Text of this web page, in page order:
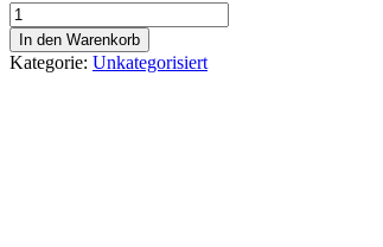
Vorbereitungskurs
1
für
die
In den Warenkorb
Kategorie: Unkategorisiert